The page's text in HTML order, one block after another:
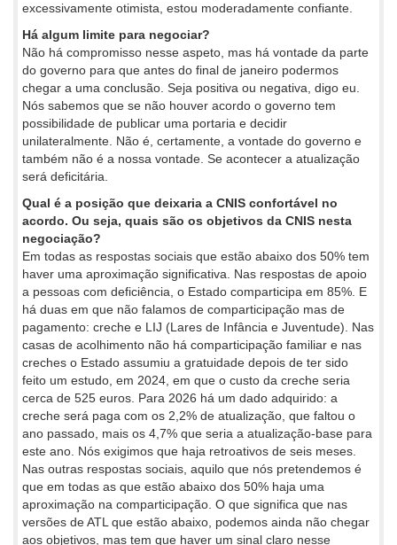
excessivamente otimista, estou moderadamente confiante.
Há algum limite para negociar?
Não há compromisso nesse aspeto, mas há vontade da parte
do governo para que antes do final de janeiro podermos
chegar a uma conclusão. Seja positiva ou negativa, digo eu.
Nós sabemos que se não houver acordo o governo tem
possibilidade de publicar uma portaria e decidir
unilateralmente. Não é, certamente, a vontade do governo e
também não é a nossa vontade. Se acontecer a atualização
será deficitária.
Qual é a posição que deixaria a CNIS confortável no
acordo. Ou seja, quais são os objetivos da CNIS nesta
negociação?
Em todas as respostas sociais que estão abaixo dos 50% tem
haver uma aproximação significativa. Nas respostas de apoio
a pessoas com deficiência, o Estado comparticipa em 85%. E
há duas em que não falamos de comparticipação mas de
pagamento: creche e LIJ (Lares de Infância e Juventude). Nas
casas de acolhimento não há comparticipação familiar e nas
creches o Estado assumiu a gratuidade depois de ter sido
feito um estudo, em 2024, em que o custo da creche seria
cerca de 525 euros. Para 2026 há um dado adquirido: a
creche será paga com os 2,2% de atualização, que faltou o
ano passado, mais os 4,7% que seria a atualização-base para
este ano. Nós exigimos que haja retroativos de seis meses.
Nas outras respostas sociais, aquilo que nós pretendemos é
que em todas as que estão abaixo dos 50% haja uma
aproximação na comparticipação. O que significa que nas
versões de ATL que estão abaixo, podemos ainda não chegar
aos objetivos, mas tem que haver um sinal claro nesse